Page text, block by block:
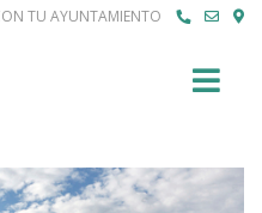
TU AYUNTAMIENTO